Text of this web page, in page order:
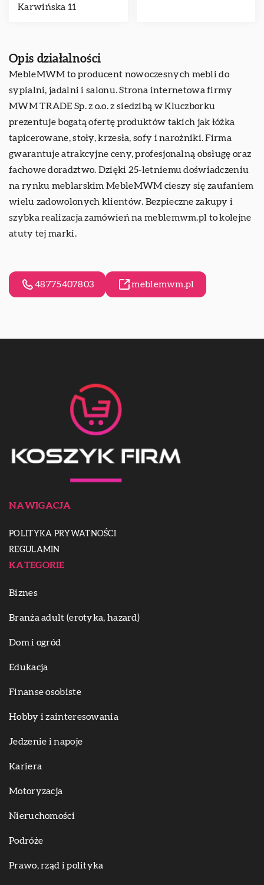
Karwińska 11
Opis działalności
MebleMWM to producent nowoczesnych mebli do
sypialni, jadalni i salonu. Strona internetowa firmy
MWM TRADE Sp. z o.o. z siedzibą w Kluczborku
prezentuje bogatą ofertę produktów takich jak łóżka
tapicerowane, stoły, krzesła, sofy i narożniki. Firma
gwarantuje atrakcyjne ceny, profesjonalną obsługę oraz
fachowe doradztwo. Dzięki 25-letniemu doświadczeniu
na rynku meblarskim MebleMWM cieszy się zaufaniem
wielu zadowolonych klientów. Bezpieczne zakupy i
szybka realizacja zamówień na meblemwm.pl to kolejne
atuty tej marki.
48775407803 meblemwm.pl
NAWIGACJA
POLITYKA PRYWATNOŚCI
REGULAMIN
KATEGORIE
Biznes
Branża adult (erotyka, hazard)
Dom i ogród
Edukacja
Finanse osobiste
Hobby i zainteresowania
Jedzenie i napoje
Kariera
Motoryzacja
Nieruchomości
Podróże
Prawo, rząd i polityka